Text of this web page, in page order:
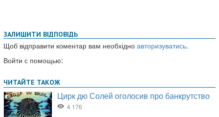
ЗАЛИШИТИ ВІДПОВІДЬ
Щоб відправити коментар вам необхідно авторизуватись.
Войти с помощью: